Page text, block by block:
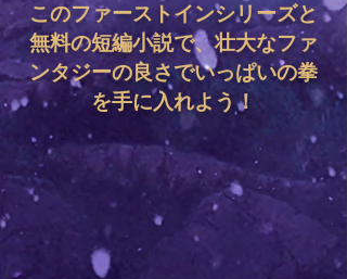
このファーストインシリーズと
無料の短編小説で、壮大なファ
ンタジーの良さでいっぱいの拳
を手に入れよう！